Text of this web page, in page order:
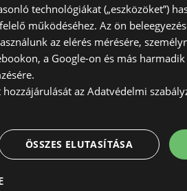
technológiákat („eszközöket”)
működéséhez. Az ön
az elérés mérésére,
a Google-on és más
az Adatvédelmi
ÖSSZES ELUTASÍTÁSA